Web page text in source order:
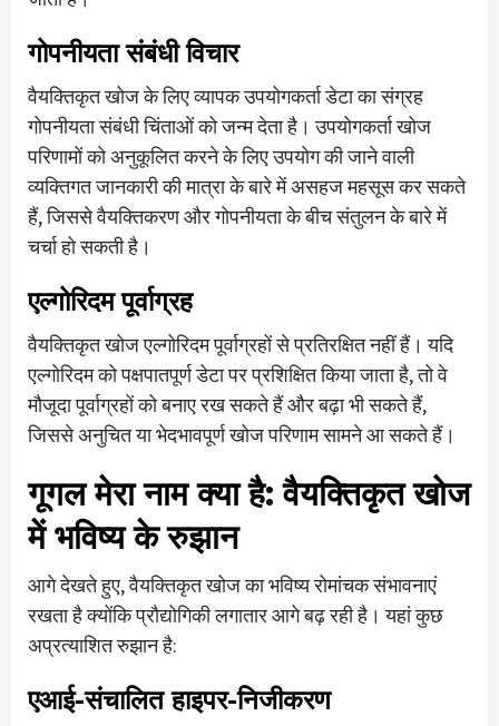
गोपनीयता संबंधी विचार
वैयक्तिकृत खोज के लिए व्यापक उपयोगकर्ता डेटा का संग्रह
गोपनीयता संबंधी चिंताओं को जन्म देता है। उपयोगकर्ता खोज
परिणामों को अनुकूलित करने के लिए उपयोग की जाने वाली
व्यक्तिगत जानकारी की मात्रा के बारे में असहज महसूस कर सकते
हैं, जिससे वैयक्तिकरण और गोपनीयता के बीच संतुलन के बारे में
चर्चा हो सकती है।
एल्गोरिदम पूर्वाग्रह
वैयक्तिकृत खोज एल्गोरिदम पूर्वाग्रहों से प्रतिरक्षित नहीं हैं। यदि
एल्गोरिदम को पक्षपातपूर्ण डेटा पर प्रशिक्षित किया जाता है, तो वे
मौजूदा पूर्वाग्रहों को बनाए रख सकते हैं और बढ़ा भी सकते हैं,
जिससे अनुचित या भेदभावपूर्ण खोज परिणाम सामने आ सकते हैं।
गूगल मेरा नाम क्या है: वैयक्तिकृत खोज
में भविष्य के रुझान
आगे देखते हुए, वैयक्तिकृत खोज का भविष्य रोमांचक संभावनाएं
रखता है क्योंकि प्रौद्योगिकी लगातार आगे बढ़ रही है। यहां कुछ
अप्रत्याशित रुझान है:
एआई-संचालित हाइपर-निजीकरण